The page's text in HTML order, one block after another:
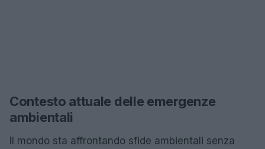
Contesto attuale delle emergenze
ambientali
Il mondo sta affrontando sfide ambientali senza